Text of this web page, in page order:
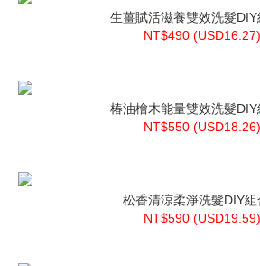
生薑賦活滋養雙效洗髮DIY
NT$490 (USD16.27)
椿油檜木能量雙效洗髮DIY
NT$550 (USD18.26)
松香清涼柔淨洗髮DIY組
NT$590 (USD19.59)